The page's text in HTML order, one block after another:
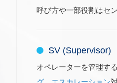
呼び方や一部役割はセ
SV (Supervisor)
オペレーターを管理す